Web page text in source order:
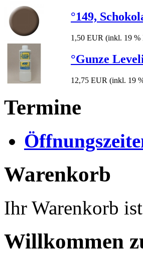
°149,
1,50 EUR (inkl. 19 %
°Gunze
12,75 EUR (inkl. 19
Termine
Warenkorb
Ihr Warenkorb
Willkommen